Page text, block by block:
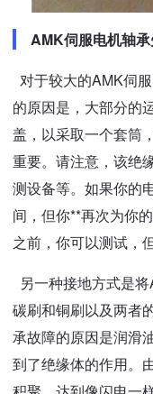
AMK伺服电机轴
对于较大的AMK伺
的原因是，大部分的
盖，以采取一个套筒
重要。请注意，该绝
测设备等。如果你的
间，但你**再次为你
之前，你可以测试，
另一种接地方式是
碳刷和铜刷以及两者
承故障的原因是润滑
到了绝缘体的作用。